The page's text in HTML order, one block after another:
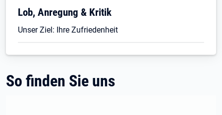
Lob, Anregung & Kritik
Unser Ziel: Ihre Zufriedenheit
So finden Sie uns